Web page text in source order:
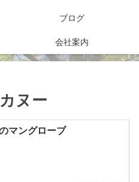
ブログ
会社案内
ヌー
マングローブ